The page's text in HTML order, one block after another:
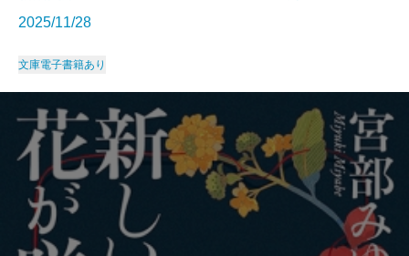
2025/11/28
文庫電子書籍あり